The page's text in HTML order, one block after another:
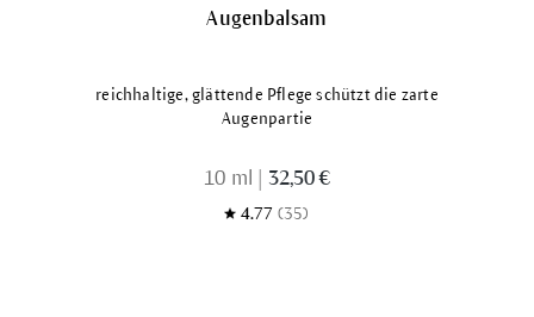
Augenbalsam
reichhaltige, glättende Pflege schützt die zarte
Augenpartie
10 ml 32,50 €
4.77 (35)